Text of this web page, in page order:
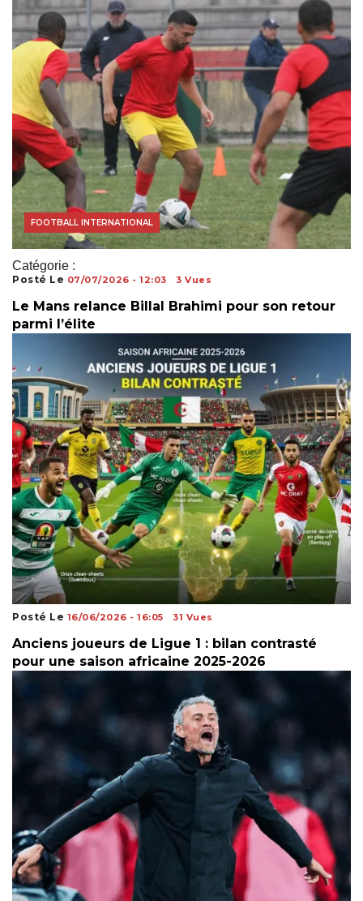
Catégorie :
FOOTBALL AFRICAIN
FOOTBALL INTERNATIONAL
Posté Le 07/07/2026 - 12:03 3 Vues
Le Mans relance Billal Brahimi pour son retour
parmi l’élite
Posté Le 16/06/2026 - 16:05 31 Vues
Anciens joueurs de Ligue 1 : bilan contrasté
pour une saison africaine 2025-2026